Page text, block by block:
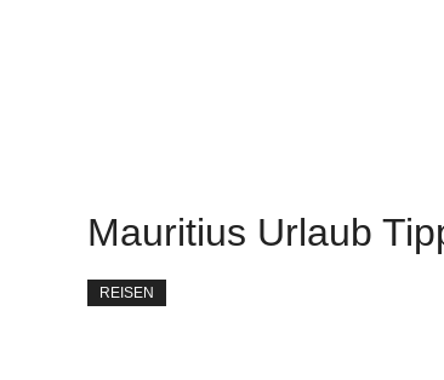
Mauritius Urlaub
REISEN